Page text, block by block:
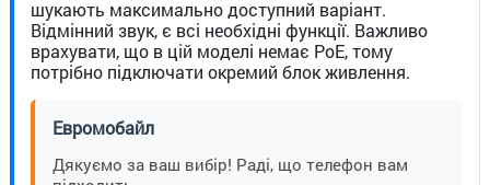
шукають максимально доступний варіант.
Відмінний звук, є всі необхідні функції. Важливо
врахувати, що в цій моделі немає PoE, тому
потрібно підключати окремий блок живлення.
Евромобайл
Дякуємо за ваш вибір! Раді, що телефон вам